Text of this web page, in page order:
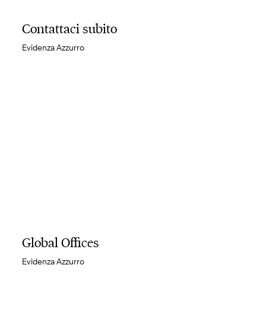
Contattaci subito
Evidenza Azzurro
Global Offices
Evidenza Azzurro